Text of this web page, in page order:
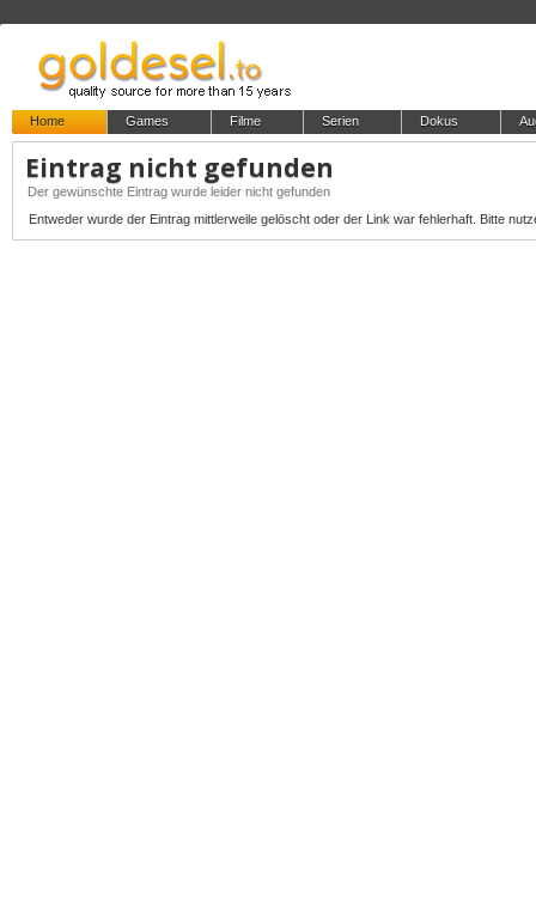
Home Games Filme Serien Dokus
Eintrag nicht gefunden
Der gewünschte Eintrag wurde leider nicht gefunden
Entweder wurde der Eintrag mittlerweile gelöscht oder der Link war fehlerhaft. Bitte